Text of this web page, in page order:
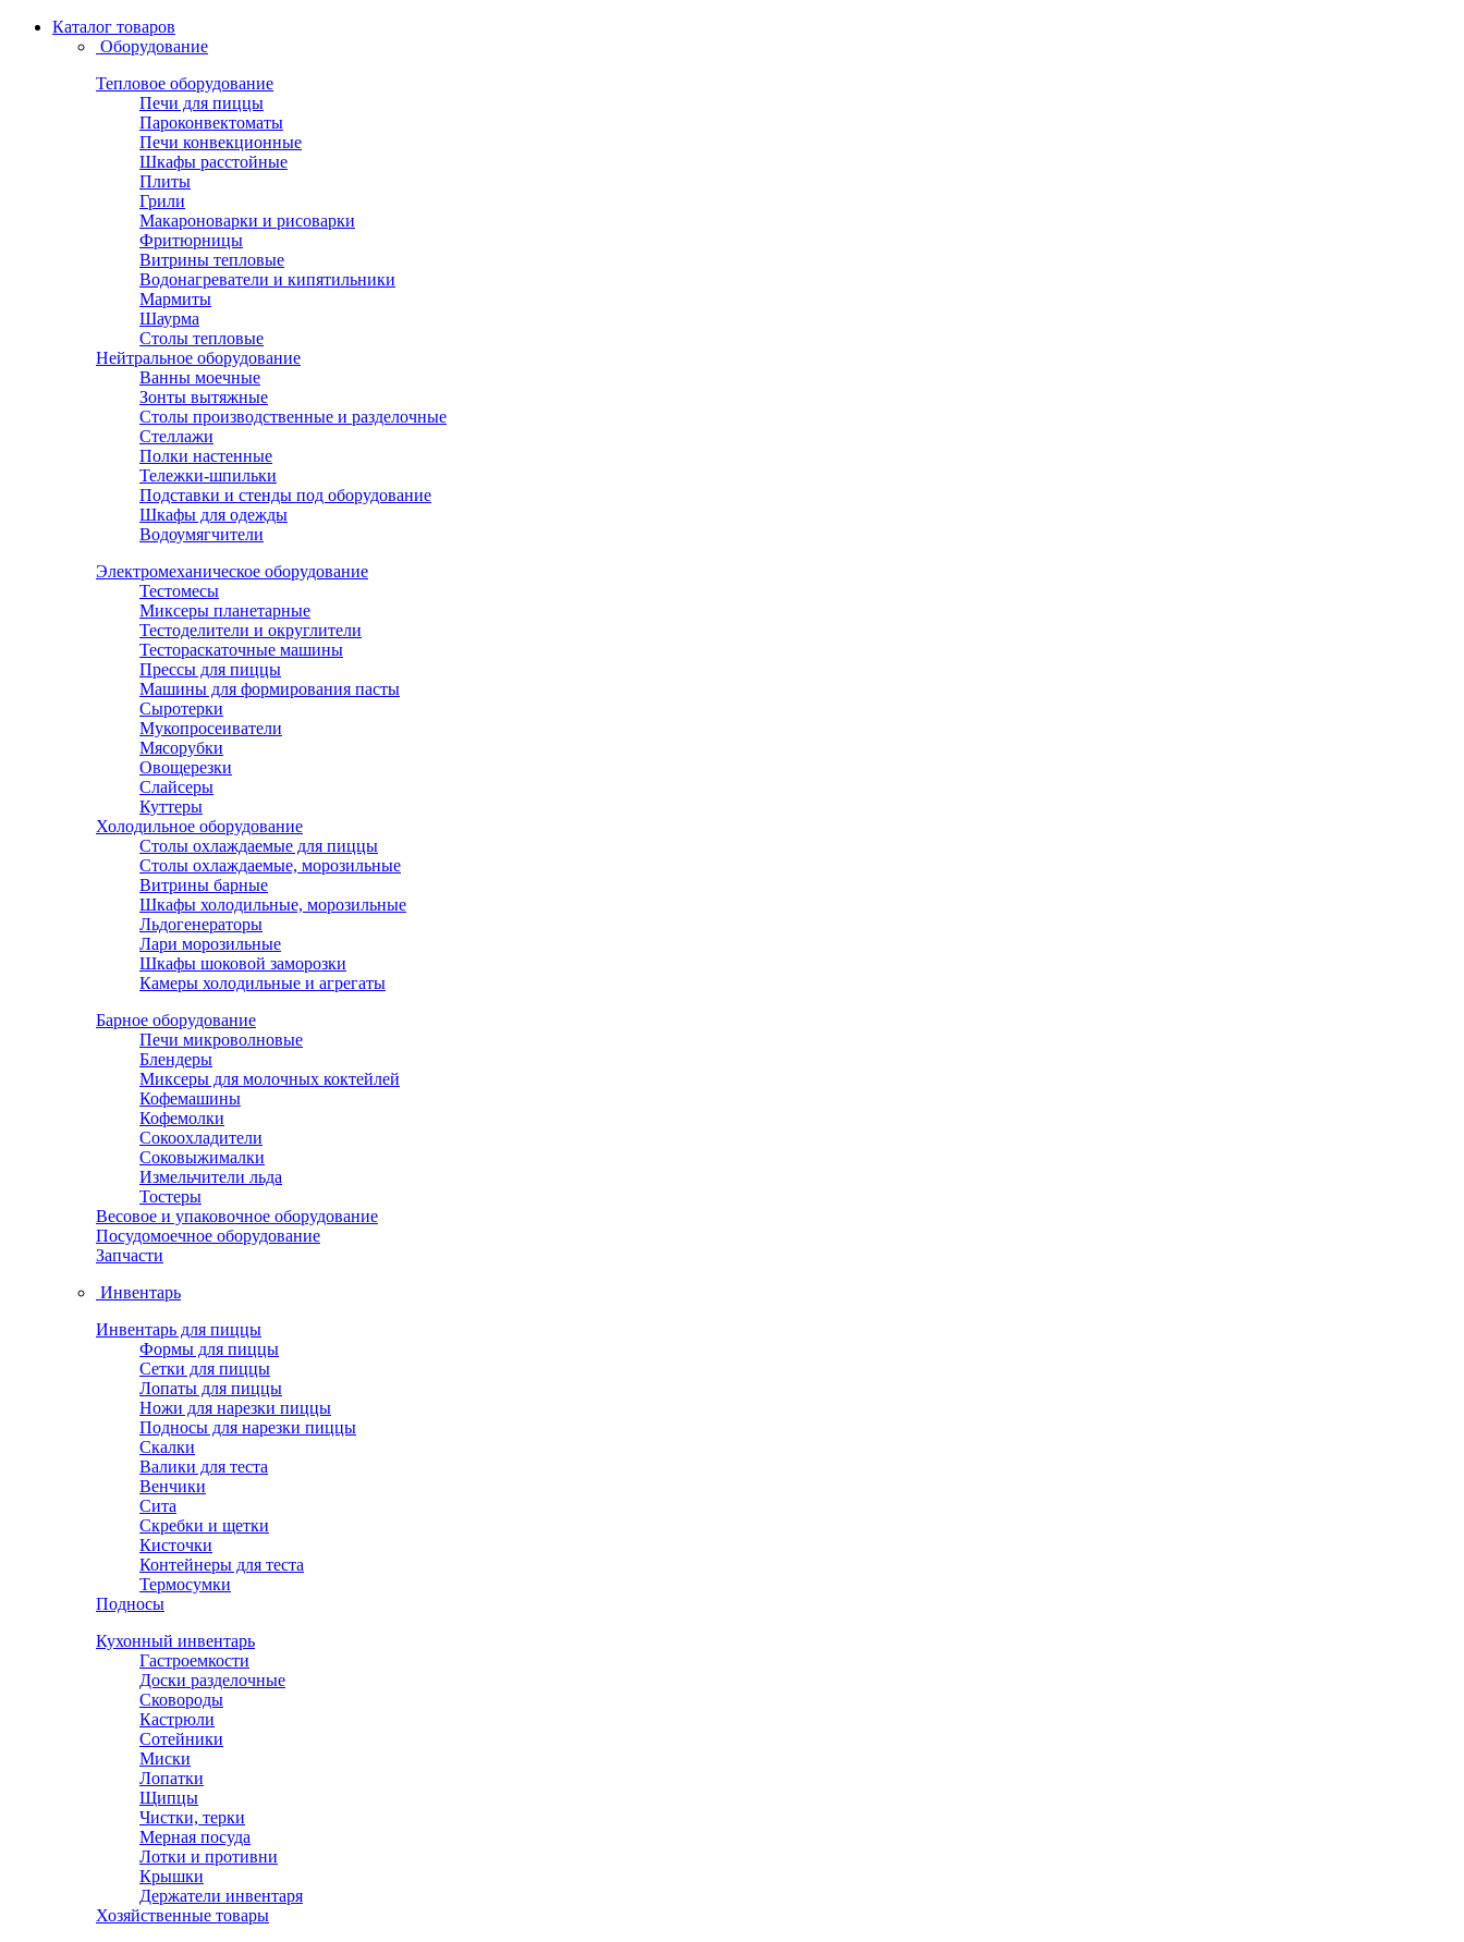
Каталог товаров
Оборудование
Тепловое оборудование
Печи для пиццы
Пароконвектоматы
Печи конвекционные
Шкафы расстойные
Плиты
Грили
Макароноварки и рисоварки
Фритюрницы
Витрины тепловые
Водонагреватели и кипятильники
Мармиты
Шаурма
Столы тепловые
Нейтральное оборудование
Ванны моечные
Зонты вытяжные
Столы производственные и разделочные
Стеллажи
Полки настенные
Тележки-шпильки
Подставки и стенды под оборудование
Шкафы для одежды
Водоумягчители
Электромеханическое оборудование
Тестомесы
Миксеры планетарные
Тестоделители и округлители
Тестораскаточные машины
Прессы для пиццы
Машины для формирования пасты
Сыротерки
Мукопросеиватели
Мясорубки
Овощерезки
Слайсеры
Куттеры
Холодильное оборудование
Столы охлаждаемые для пиццы
Столы охлаждаемые, морозильные
Витрины барные
Шкафы холодильные, морозильные
Льдогенераторы
Лари морозильные
Шкафы шоковой заморозки
Камеры холодильные и агрегаты
Барное оборудование
Печи микроволновые
Блендеры
Миксеры для молочных коктейлей
Кофемашины
Кофемолки
Сокоохладители
Соковыжималки
Измельчители льда
Тостеры
Весовое и упаковочное оборудование
Посудомоечное оборудование
Запчасти
Инвентарь
Инвентарь для пиццы
Формы для пиццы
Сетки для пиццы
Лопаты для пиццы
Ножи для нарезки пиццы
Подносы для нарезки пиццы
Скалки
Валики для теста
Венчики
Сита
Скребки и щетки
Кисточки
Контейнеры для теста
Термосумки
Подносы
Кухонный инвентарь
Гастроемкости
Доски разделочные
Сковороды
Кастрюли
Сотейники
Миски
Лопатки
Щипцы
Чистки, терки
Мерная посуда
Лотки и противни
Крышки
Держатели инвентаря
Хозяйственные товары